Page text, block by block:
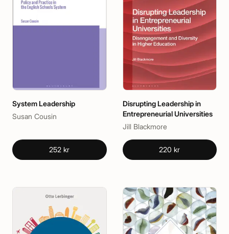
System Leadership
Susan Cousin
252 kr
Disrupting Leadership in
Entrepreneurial Universities
Jill Blackmore
220 kr